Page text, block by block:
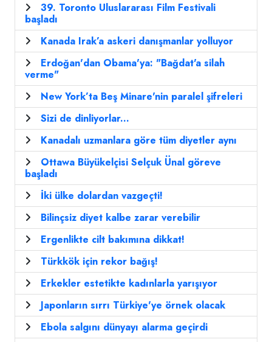
39. Toronto Uluslararası Film Festivali
başladı
Kanada Irak’a askeri danışmanlar yolluyor
Erdoğan'dan Obama'ya: "Bağdat'a silah
verme"
New York’ta Beş Minare'nin paralel şifreleri
Sizi de dinliyorlar...
Kanadalı uzmanlara göre tüm diyetler aynı
Ottawa Büyükelçisi Selçuk Ünal göreve
başladı
İki ülke dolardan vazgeçti!
Bilinçsiz diyet kalbe zarar verebilir
Ergenlikte cilt bakımına dikkat!
Türkkök için rekor bağış!
Erkekler estetikte kadınlarla yarışıyor
Japonların sırrı Türkiye'ye örnek olacak
Ebola salgını dünyayı alarma geçirdi